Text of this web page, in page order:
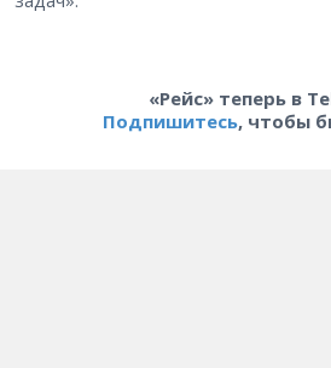
«Рейс» теперь в
Подпишитесь, чтобы